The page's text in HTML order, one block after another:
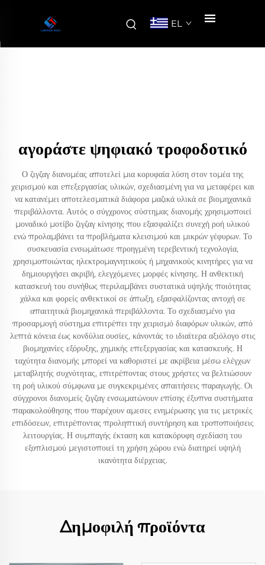
EL
αγοράστε ψηφιακό τροφοδοτικό
Ο ζιγζαγ διανομέας αποτελεί μια κορυφαία λύση στον τομέα της
χειρισμού και επεξεργασίας υλικών, σχεδιασμένη για να μεταφέρει και
να κατανέμει αποτελεσματικά διάφορα μαζικά υλικά σε βιομηχανικά
περιβάλλοντα. Αυτός ο σύγχρονος σύστημας διανομής χρησιμοποιεί
μοναδικό μοτίβο ζιγζαγ κίνησης που εξασφαλίζει συνεχή ροή υλικού
ενώ προλαμβάνει τα προβλήματα κλεισιμού και μικρών γέφυρων. Το
συσκευασία ενσωμάτωσε προηγμένη τερεβεντική τεχνολογία,
χρησιμοποιώντας ηλεκτρομαγνητικούς ή μηχανικούς κινητήρες για να
δημιουργήσει ακριβή, ελεγχόμενες μορφές κίνησης. Η ανθεκτική
κατασκευή του συνήθως περιλαμβάνει συστατικά υψηλής ποιότητας
χάλκα και φορείς ανθεκτικοί σε άπωξη, εξασφαλίζοντας αντοχή σε
απαιτητικά βιομηχανικά περιβάλλοντα. Το σχεδιασμένο για
προσαρμογή σύστημα επιτρέπει την χειρισμό διαφόρων υλικών, από
λεπτά κόνεια έως κονδύλια ουσίες, κάνοντάς το ιδιαίτερα αξιόλογο στις
βιομηχανίες εξόρυξης, χημικής επεξεργασίας και κατασκευής. Η
ταχύτητα διανομής μπορεί να καθοριστεί με ακρίβεια μέσω ελέγχων
μεταβλητής συχνότητας, επιτρέποντας στους χρήστες να βελτιώσουν
τη ροή υλικού σύμφωνα με συγκεκριμένες απαιτήσεις παραγωγής. Οι
σύγχρονοι διανομείς ζιγζαγ ενσωματώνουν επίσης έξυπνα συστήματα
παρακολούθησης που παρέχουν αμεσες ενημέρωσης για τις μετρικές
επιδόσεων, επιτρέποντας προληπτική συντήρηση και τροποποιήσεις
λειτουργίας. Η συμπαγής έκταση και κατακόρυφη σχεδίαση του
εξοπλισμού μεγιστοποιεί τη χρήση χώρου ενώ διατηρεί υψηλή
ικανότητα διέρχειας.
Δημοφιλή προϊόντα